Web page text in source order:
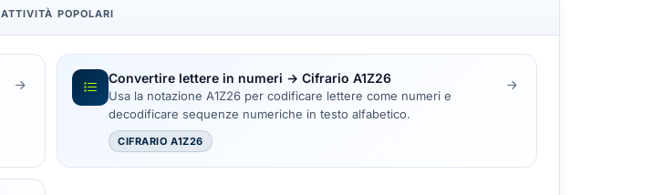
ATTIVITÀ POPOLARI
Convertire lettere in numeri → Cifrario A1Z26
Usa la notazione A1Z26 per codificare lettere come numeri e
decodificare sequenze numeriche in testo alfabetico.
CIFRARIO A1Z26